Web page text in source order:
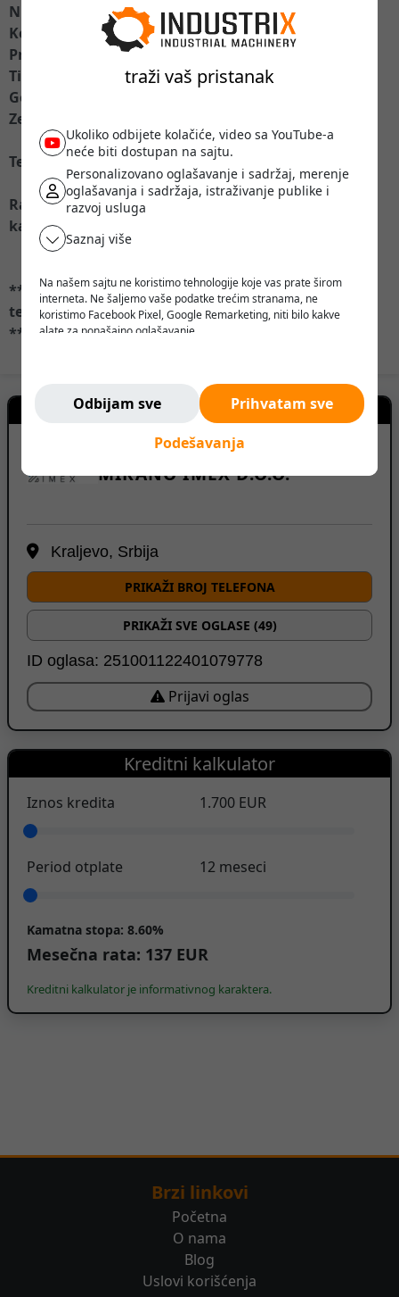
traži vaš pristanak
Ukoliko odbijete kolačiće, video sa YouTube-a
neće biti dostupan na sajtu.
Personalizovano oglašavanje i sadržaj, merenje
oglašavanja i sadržaja, istraživanje publike i
razvoj usluga
Saznaj više
Na našem sajtu ne koristimo tehnologije koje vas prate širom
interneta. Ne šaljemo vaše podatke trećim stranama, ne
koristimo Facebook Pixel, Google Remarketing, niti bilo kakve
alate za ponašajno oglašavanje.
Odbijam sve
Prihvatam sve
Podešavanja
Nudimo Vam:
Kompresor.
Proizvođač: Alup.
Tip: C900.
Godina proizvodnje: 1990.
Zemlja porekla: Nemačka.
Tehnički podaci:
Radni pritisak: 11 bari,
kapacitet boce: 90 l.
*** Podložno promenama i greškama u podacima i
tehničkim informacijama, kao i prethodnoj prodaji
***
Kontakt prodavca
MIKANO IMEX D.O.O.
Kraljevo, Srbija
PRIKAŽI BROJ TELEFONA
PRIKAŽI SVE OGLASE (49)
ID oglasa: 251001122401079778
Prijavi oglas
Kreditni kalkulator
Iznos kredita 1.700 EUR
Period otplate 12 meseci
Kamatna stopa: 8.60%
Mesečna rata: 137 EUR
Kreditni kalkulator je informativnog karaktera.
Brzi linkovi
Početna
O nama
Blog
Uslovi korišćenja